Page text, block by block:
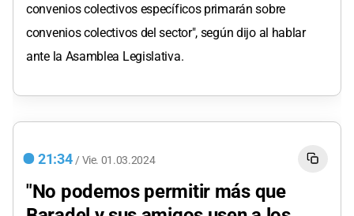
convenios colectivos específicos primarán sobre
convenios colectivos del sector", según dijo al hablar
ante la Asamblea Legislativa.
21:34 / Vie. 01.03.2024
"No podemos permitir más que